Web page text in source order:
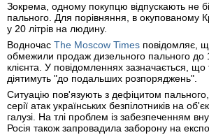
Зокрема, одному покупцю відпускають не
пального. Для порівняння, в окупованому
у 20 літрів на людину.
Водночас The Moscow Times повідомляє,
обмежили продаж дизельного пального до
клієнта. У повідомленнях зазначається, що
діятимуть "до подальших розпоряджень".
Ситуацію пов'язують з дефіцитом
серії атак українських безпілотників на
галузі. На тлі проблем із забезпеченням
Росія також запровадила заборону на